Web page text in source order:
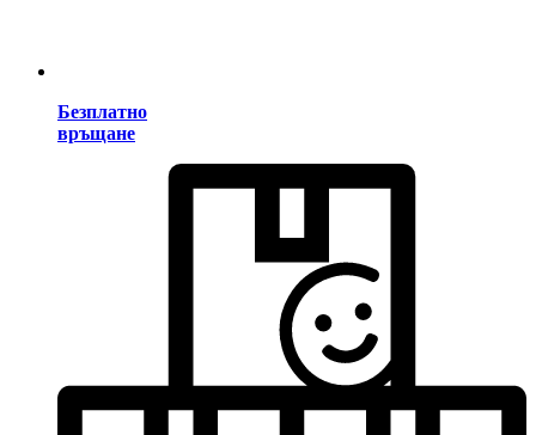
Безплатно
връщане